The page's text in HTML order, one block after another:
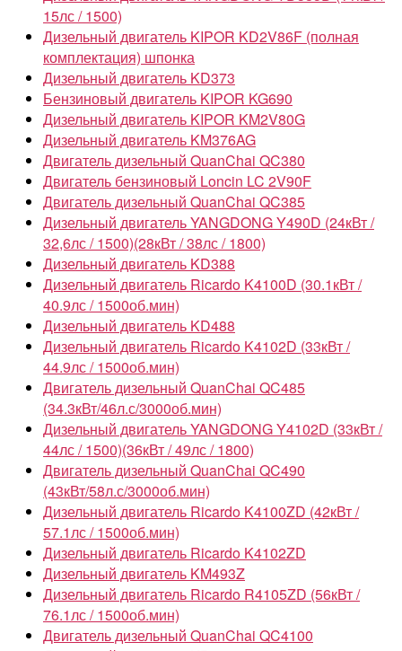
15лс / 1500)
Дизельный двигатель KIPOR KD2V86F (полная
комплектация) шпонка
Дизельный двигатель KD373
Бензиновый двигатель KIPOR KG690
Дизельный двигатель KIPOR KM2V80G
Дизельный двигатель KM376AG
Двигатель дизельный QuanChai QC380
Двигатель бензиновый Loncin LC 2V90F
Двигатель дизельный QuanChai QC385
Дизельный двигатель YANGDONG Y490D (24кВт /
32,6лс / 1500)(28кВт / 38лс / 1800)
Дизельный двигатель KD388
Дизельный двигатель Ricardo K4100D (30.1кВт /
40.9лс / 1500об.мин)
Дизельный двигатель KD488
Дизельный двигатель Ricardo K4102D (33кВт /
44.9лс / 1500об.мин)
Двигатель дизельный QuanChai QC485
(34.3кВт/46л.с/3000об.мин)
Дизельный двигатель YANGDONG Y4102D (33кВт /
44лс / 1500)(36кВт / 49лс / 1800)
Двигатель дизельный QuanChai QC490
(43кВт/58л.с/3000об.мин)
Дизельный двигатель Ricardo K4100ZD (42кВт /
57.1лс / 1500об.мин)
Дизельный двигатель Ricardo K4102ZD
Дизельный двигатель KM493Z
Дизельный двигатель Ricardo R4105ZD (56кВт /
76.1лс / 1500об.мин)
Двигатель дизельный QuanChai QC4100